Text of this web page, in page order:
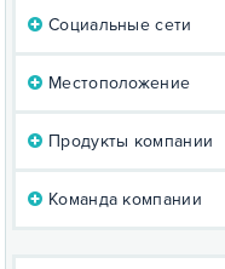
Социальные сети
Местоположение
Продукты компании
Команда компании